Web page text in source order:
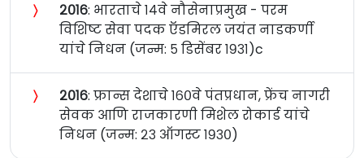
〉 २०१६: भारताचे १४वे नौसेनाप्रमुख - परम
विशिष्ट सेवा पदक ऍडमिरल जयंत नाडकर्णी
यांचे निधन (जन्म: ५ डिसेंबर १९३१)c
〉 २०१६: फ्रान्स देशाचे १६०वे पंतप्रधान, फ्रेंच नागरी
सेवक आणि राजकारणी मिशेल रोकार्ड यांचे
निधन (जन्म: २३ ऑगस्ट १९३०)